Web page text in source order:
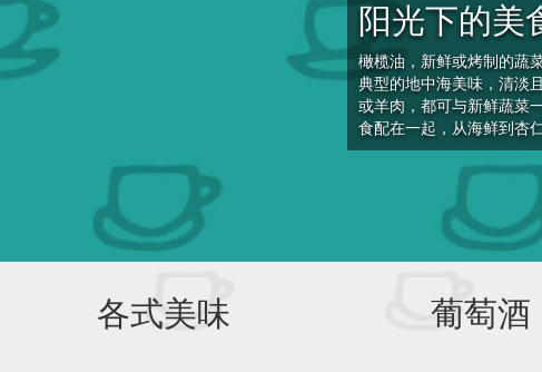
阳光下的美
橄榄油，新鲜或烤制的蔬
典型的地中海美味，清淡
或羊肉，都可与新鲜蔬菜
食配在一起，从海鲜到杏
各式美味 葡萄酒